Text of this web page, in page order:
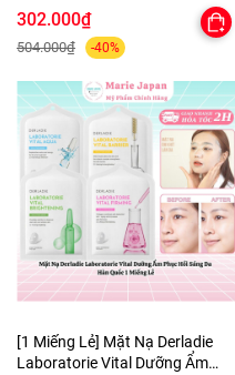
Fit Cover Hàn Quốc
302.000₫
504.000₫ -40%
[1 Miếng Lẻ] Mặt Nạ Derladie
Laboratorie Vital Dưỡng Ẩm